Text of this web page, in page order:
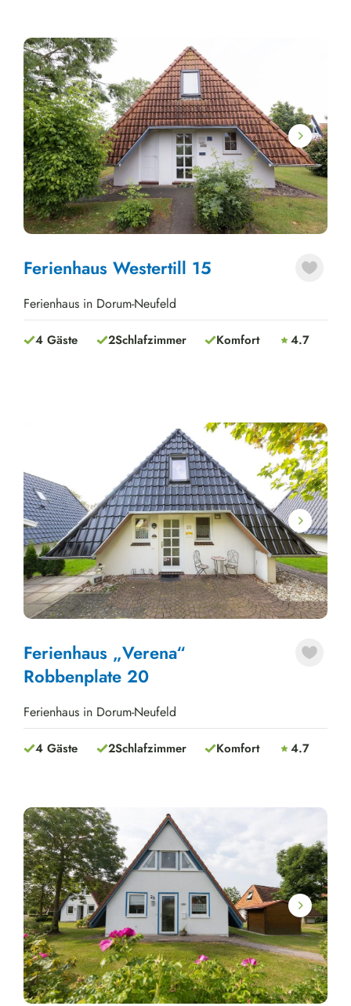
Next
Ferienhaus Westertill 15
Ferienhaus in Dorum-Neufeld
4 Gäste 2Schlafzimmer Komfort 4.7
Next
Ferienhaus „Verena“
Robbenplate 20
Ferienhaus in Dorum-Neufeld
4 Gäste 2Schlafzimmer Komfort 4.7
Next